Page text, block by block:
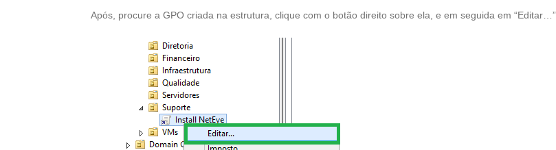
Após, procure a GPO criada na estrutura, clique com o botão direito sobre ela, e em seguida em “Editar…”.